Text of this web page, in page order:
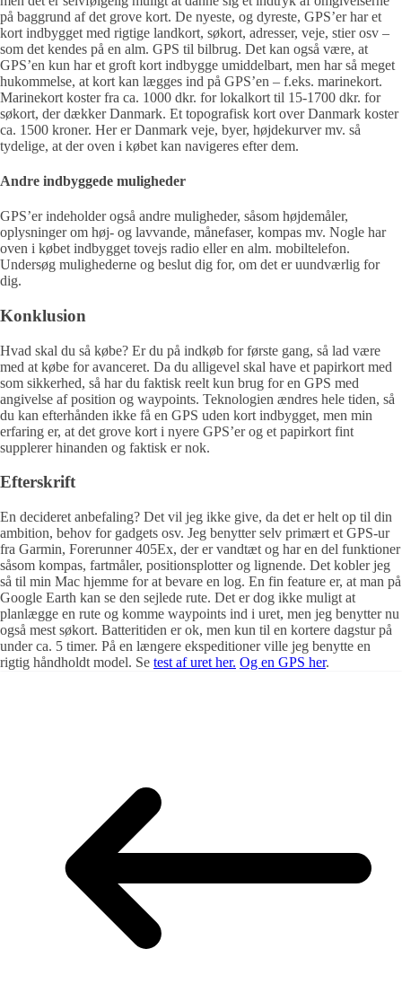
på baggrund af det grove kort. De nyeste, og dyreste, GPS’er har et
kort indbygget med rigtige landkort, søkort, adresser, veje, stier osv –
som det kendes på en alm. GPS til bilbrug. Det kan også være, at
GPS’en kun har et groft kort indbygge umiddelbart, men har så meget
hukommelse, at kort kan lægges ind på GPS’en – f.eks. marinekort.
Marinekort koster fra ca. 1000 dkr. for lokalkort til 15-1700 dkr. for
søkort, der dækker Danmark. Et topografisk kort over Danmark koster
ca. 1500 kroner. Her er Danmark veje, byer, højdekurver mv. så
tydelige, at der oven i købet kan navigeres efter dem.
Andre indbyggede muligheder
GPS’er indeholder også andre muligheder, såsom højdemåler,
oplysninger om høj- og lavvande, månefaser, kompas mv. Nogle har
oven i købet indbygget tovejs radio eller en alm. mobiltelefon.
Undersøg mulighederne og beslut dig for, om det er uundværlig for
dig.
Konklusion
Hvad skal du så købe? Er du på indkøb for første gang, så lad være
med at købe for avanceret. Da du alligevel skal have et papirkort med
som sikkerhed, så har du faktisk reelt kun brug for en GPS med
angivelse af position og waypoints. Teknologien ændres hele tiden, så
du kan efterhånden ikke få en GPS uden kort indbygget, men min
erfaring er, at det grove kort i nyere GPS’er og et papirkort fint
supplerer hinanden og faktisk er nok.
Efterskrift
En decideret anbefaling? Det vil jeg ikke give, da det er helt op til din
ambition, behov for gadgets osv. Jeg benytter selv primært et GPS-ur
fra Garmin, Forerunner 405Ex, der er vandtæt og har en del funktioner
såsom kompas, fartmåler, positionsplotter og lignende. Det kobler jeg
så til min Mac hjemme for at bevare en log. En fin feature er, at man på
Google Earth kan se den sejlede rute. Det er dog ikke muligt at
planlægge en rute og komme waypoints ind i uret, men jeg benytter nu
også mest søkort. Batteritiden er ok, men kun til en kortere dagstur på
under ca. 5 timer. På en længere ekspeditioner ville jeg benytte en
rigtig håndholdt model. Se test af uret her. Og en GPS her.